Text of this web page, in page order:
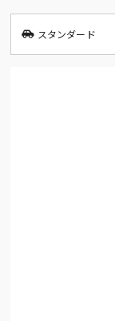
レンタル・販売品
スタンダード